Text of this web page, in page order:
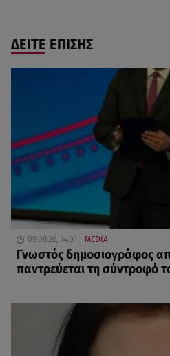
ΔΕΙΤΕ ΕΠΙΣΗΣ
09.08.26, 14:01 MEDIA
Γνωστός δημοσιογράφος
παντρεύεται τη σύντροφό